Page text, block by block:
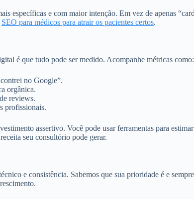
específicas e com maior intenção. Em vez de apenas
SEO para médicos para atrair os pacientes certos.
é que tudo pode ser medido. Acompanhe métricas como:
no Google”.
orgânica.
reviews.
profissionais.
assertivo. Você pode usar ferramentas para
seu consultório pode gerar.
e consistência. Sabemos que sua prioridade é e